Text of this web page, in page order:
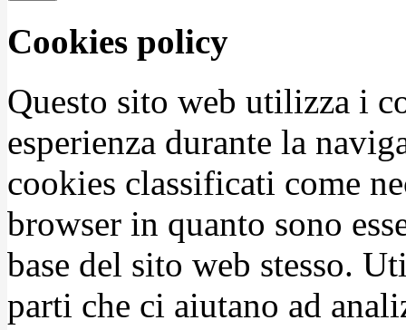
Cookies policy
Questo sito web utilizza i
esperienza durante la
cookies classificati come
browser in quanto sono
base del sito web stesso.
parti che ci aiutano ad